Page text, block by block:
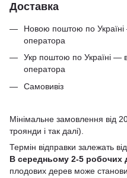
Доставка
Новою поштою по Україні
оператора
Укр поштою по Україні —
оператора
Самовивіз
Мінімальне замовлення від
троянди і так далі).
Термін відправки залежать
В середньому 2-5 робочих
плодових дерев може